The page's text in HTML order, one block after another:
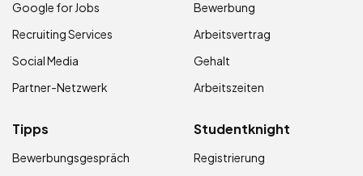
Google for Jobs
Recruiting Services
Social Media
Partner-Netzwerk
Bewerbung
Arbeitsvertrag
Gehalt
Arbeitszeiten
Tipps
Bewerbungsgespräch
Studentknight
Registrierung